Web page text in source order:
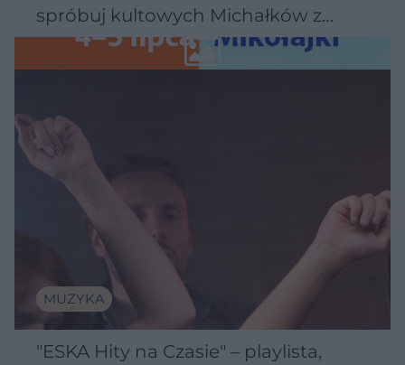
spróbuj kultowych Michałków z
Wawelu
MUZYKA
"ESKA Hity na Czasie" – playlista,